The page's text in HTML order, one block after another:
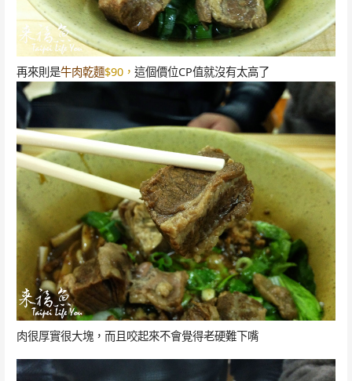
再來則是牛肉乾麵$90， 這個價位CP值就沒有太高了
肉很厚實很大塊，而且咬起來不會覺得老硬難下嘴